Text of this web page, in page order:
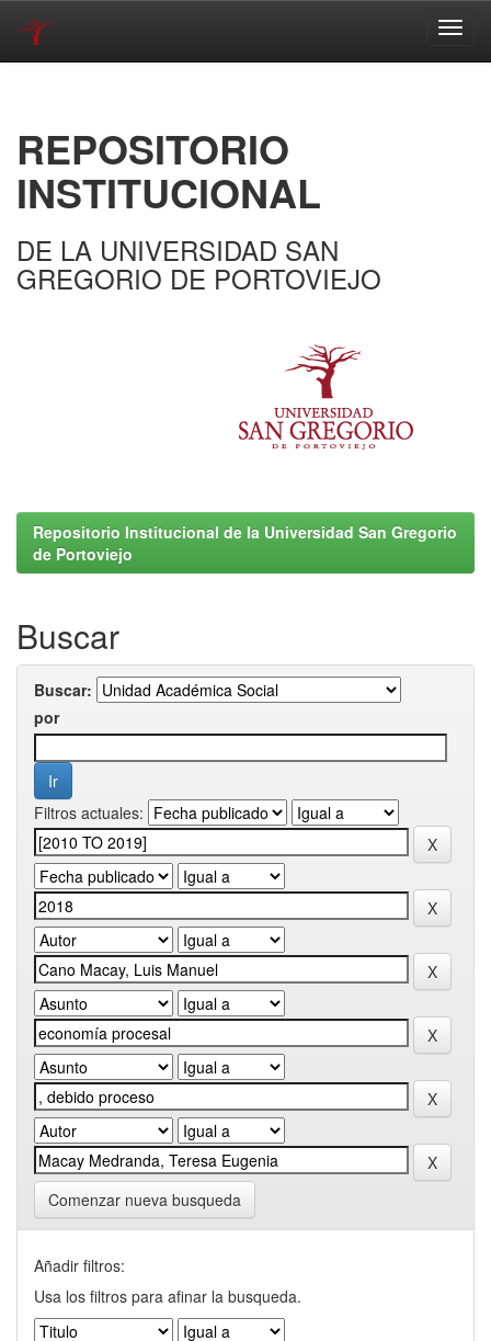
REPOSITORIO
INSTITUCIONAL
DE LA UNIVERSIDAD SAN
GREGORIO DE PORTOVIEJO
Repositorio Institucional de la Universidad San Gregorio
de Portoviejo
Buscar
Buscar:
por
Filtros actuales:
Comenzar nueva busqueda
Añadir filtros:
Usa los filtros para afinar la busqueda.